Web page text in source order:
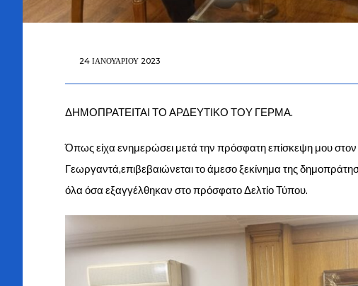
24 ΙΑΝΟΥΑΡΊΟΥ 2023
ΔΗΜΟΠΡΑΤΕΙΤΑΙ ΤΟ ΑΡΔΕΥΤΙΚΟ ΤΟΥ ΓΕΡΜΑ.
Όπως είχα ενημερώσει μετά την πρόσφατη επίσκεψη μου
Γεωργαντά,επιβεβαιώνεται το άμεσο ξεκίνημα της
όλα όσα εξαγγέλθηκαν στο πρόσφατο Δελτίο Τύπου.